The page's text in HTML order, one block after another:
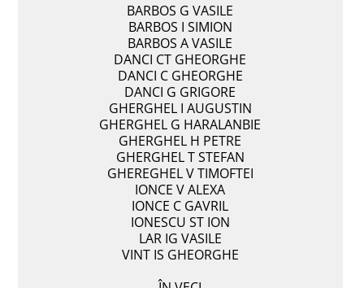
BARBOS G VASILE
BARBOS I SIMION
BARBOS A VASILE
DANCI CT GHEORGHE
DANCI C GHEORGHE
DANCI G GRIGORE
GHERGHEL I AUGUSTIN
GHERGHEL G HARALANBIE
GHERGHEL H PETRE
GHERGHEL T STEFAN
GHEREGHEL V TIMOFTEI
IONCE V ALEXA
IONCE C GAVRIL
IONESCU ST ION
LAR IG VASILE
VINT IS GHEORGHE